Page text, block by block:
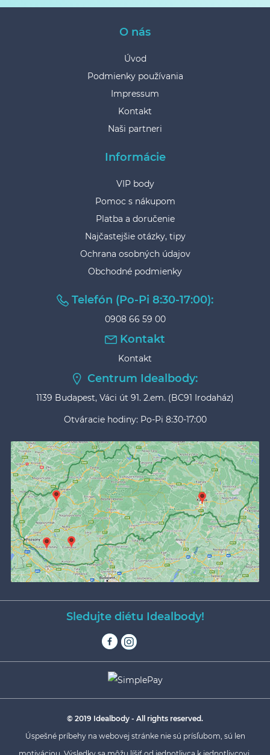
O nás
Úvod
Podmienky používania
Impressum
Kontakt
Naši partneri
Informácie
VIP body
Pomoc s nákupom
Platba a doručenie
Najčastejšie otázky, tipy
Ochrana osobných údajov
Obchodné podmienky
Telefón (Po-Pi 8:30-17:00):
0908 66 59 00
Kontakt
Kontakt
Centrum Idealbody:
1139 Budapest, Váci út 91. 2.em. (BC91 Irodaház)
Otváracie hodiny: Po-Pi 8:30-17:00
Sledujte diétu Idealbody!
© 2019 Idealbody - All rights reserved.
Úspešné príbehy na webovej stránke nie sú prísľubom, sú len